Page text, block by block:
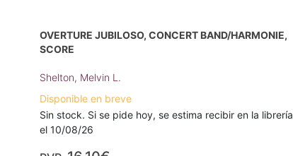
OVERTURE JUBILOSO, CONCERT BAND/HARMONIE,
SCORE
Shelton, Melvin L.
Disponible en breve
Sin stock. Si se pide hoy, se estima recibir en la librería
el 10/08/26